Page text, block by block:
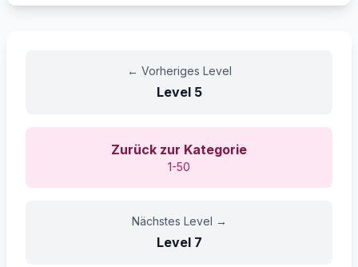
← Vorheriges Level
Level 5
Zurück zur Kategorie
1-50
Nächstes Level →
Level 7